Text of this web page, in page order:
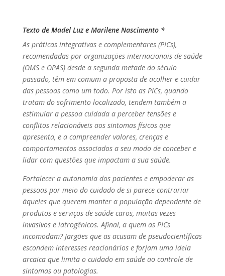
Texto de Madel Luz e Marilene Nascimento *
As práticas integrativas e complementares (PICs),
recomendadas por organizações internacionais de saúde
(OMS e OPAS) desde a segunda metade do século
passado, têm em comum a proposta de acolher e cuidar
das pessoas como um todo. Por isto as PICs, quando
tratam do sofrimento localizado, tendem também a
estimular a pessoa cuidada a perceber tensões e
conflitos relacionáveis aos sintomas físicos que
apresenta, e a compreender valores, crenças e
comportamentos associados a seu modo de conceber e
lidar com questões que impactam a sua saúde.
Fortalecer a autonomia dos pacientes e empoderar as
pessoas por meio do cuidado de si parece contrariar
àqueles que querem manter a população dependente de
produtos e serviços de saúde caros, muitas vezes
invasivos e iatrogênicos. Afinal, a quem as PICs
incomodam? Jargões que as acusam de pseudocientíficas
escondem interesses reacionários e forjam uma ideia
arcaica que limita o cuidado em saúde ao controle de
sintomas ou patologias.